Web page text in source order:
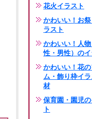
花火イラスト
かわいい！お祭
ラスト
かわいい！人
性・男性）のイ
かわいい！花
ム・飾り枠イ
材
保育園・園児
ト